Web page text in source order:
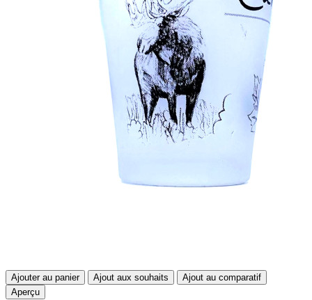
Ajouter au panier Ajout aux souhaits
Ajout au comparatif
Aperçu